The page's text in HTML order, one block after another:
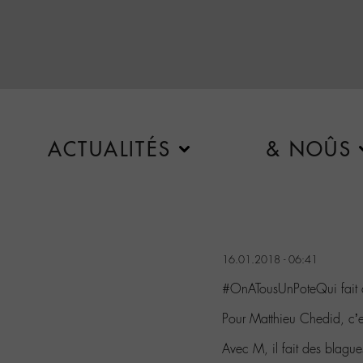
ACTUALITÉS & NOÛS
16.01.2018 - 06:41
#OnATousUnPoteQui fait
Pour Matthieu Chedid,
Avec M, il fait des